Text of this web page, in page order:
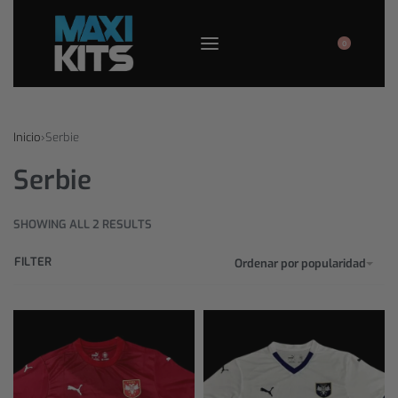
0
Inicio›Serbie
Serbie
SHOWING ALL 2 RESULTS
Ordenar por popularidad
FILTER